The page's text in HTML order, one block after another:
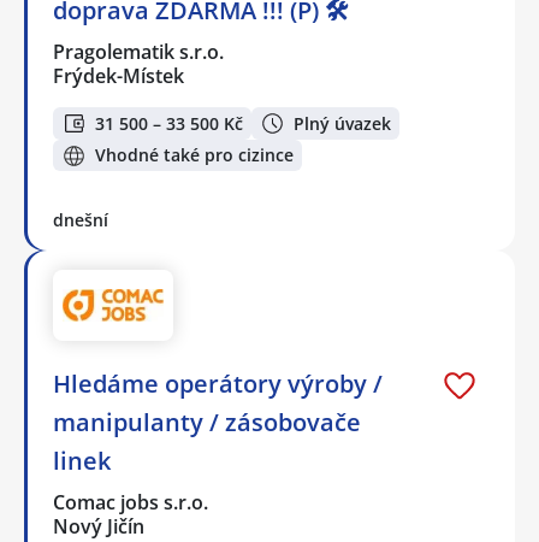
doprava ZDARMA !!! (P) 🛠️
Pragolematik s.r.o.
Frýdek-Místek
31 500 – 33 500 Kč
Plný úvazek
Vhodné také pro cizince
dnešní
Hledáme operátory výroby /
manipulanty / zásobovače
linek
Comac jobs s.r.o.
Nový Jičín